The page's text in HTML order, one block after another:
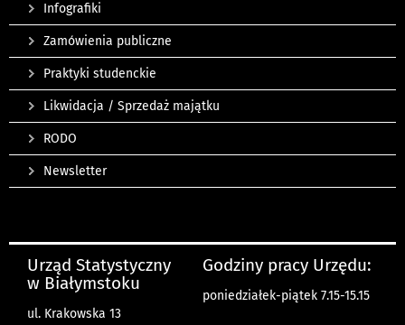
Infografiki
Zamówienia publiczne
Praktyki studenckie
Likwidacja / Sprzedaż majątku
RODO
Newsletter
Urząd Statystyczny
w Białymstoku
ul. Krakowska 13
Godziny pracy Urzędu:
poniedziałek-piątek 7.15-15.15